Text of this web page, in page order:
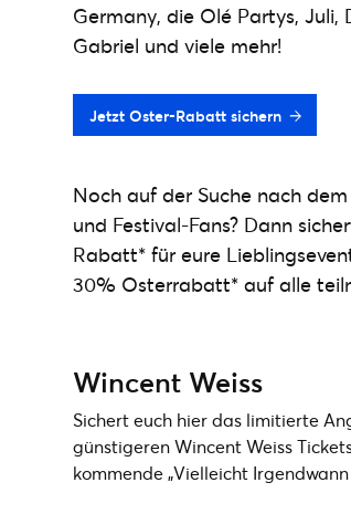
Germany, die Olé Partys,
Gabriel und viele mehr!
Jetzt Oster-Rabatt sichern
Noch auf der Suche nach
und Festival-Fans? Dann
Rabatt* für eure
30% Osterrabatt* auf alle
Wincent Weiss
Sichert euch hier das limitierte
günstigeren Wincent Weiss
kommende „Vielleicht Irgendwann